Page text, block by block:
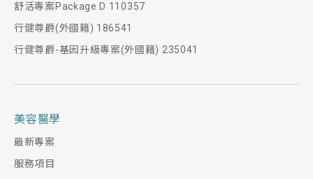
舒活專案Package D 110357
行健尊爵(外國籍) 186541
行健尊爵-基因升級專案(外國籍) 235041
美容醫學
最新專案
服務項目